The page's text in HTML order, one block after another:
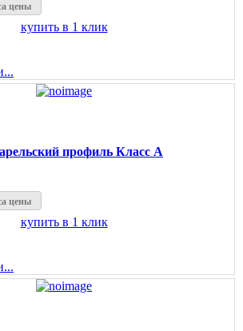
цены
купить в 1 клик
профиль Класс А
цены
купить в 1 клик